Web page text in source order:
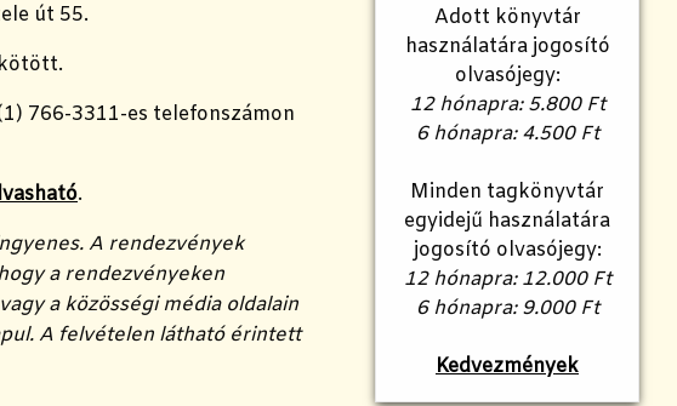
út 55.
766-3311-es telefonszámon
.
A rendezvények
a rendezvényeken
a közösségi média oldalain
A felvételen látható érintett
Adott könyvtár
használatára jogosító
olvasójegy:
12 hónapra: 5.800 Ft
6 hónapra: 4.500 Ft
Minden tagkönyvtár
egyidejű használatára
jogosító olvasójegy:
12 hónapra: 12.000 Ft
6 hónapra: 9.000 Ft
Kedvezmények